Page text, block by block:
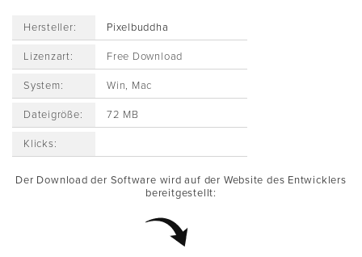
Hersteller: Pixelbuddha
Lizenzart: Free Download
System: Win, Mac
Dateigröße: 72 MB
Klicks:
Der Download der Software wird auf der Website des Entwicklers
bereitgestellt: